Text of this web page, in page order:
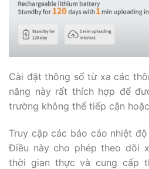
Cài đặt thông số từ xa các
năng này rất thích hợp để
trường không thể tiếp cận
Truy cập các báo cáo nhiệt
Điều này cho phép theo dõi
thời gian thực và cung cấp